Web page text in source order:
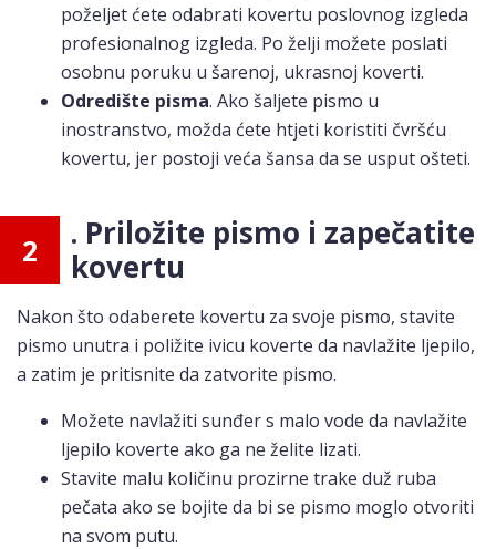
poželjet ćete odabrati kovertu poslovnog izgleda
profesionalnog izgleda. Po želji možete poslati
osobnu poruku u šarenoj, ukrasnoj koverti.
Odredište pisma. Ako šaljete pismo u
inostranstvo, možda ćete htjeti koristiti čvršću
kovertu, jer postoji veća šansa da se usput ošteti.
2
. Priložite pismo i zapečatite
kovertu
Nakon što odaberete kovertu za svoje pismo, stavite
pismo unutra i poližite ivicu koverte da navlažite ljepilo,
a zatim je pritisnite da zatvorite pismo.
Možete navlažiti sunđer s malo vode da navlažite
ljepilo koverte ako ga ne želite lizati.
Stavite malu količinu prozirne trake duž ruba
pečata ako se bojite da bi se pismo moglo otvoriti
na svom putu.